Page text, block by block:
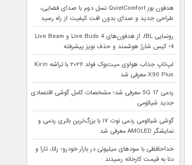
هدفون بوز QuietComfort نسل دوم با صدای فضایی،
طراحی جدید و صدای بدون افت کیفیت از راه رسید
رونمایی JBL از هدفون‌های Live Buds 4 و Live Beam
4؛ کیس شارژ هوشمند و حذف نویز پیشرفته
لپ‌تاپ جذاب هواوی میت‌بوک فولد ۲۰۲۶ با تراشه Kirin
X90 Plus معرفی شد
ردمی 17 5G معرفی شد؛ مشخصات کامل گوشی اقتصادی
جدید شیائومی
گوشی شیائومی ردمی نوت ۱۷ با بزرگ‌ترین باتری ردمی و
نمایشگر AMOLED معرفی شد
خداحافظی با سودهای میلیونی در بازار خودرو؛ رانا، تارا و
دنا به قیمت کارخانه رسیدند